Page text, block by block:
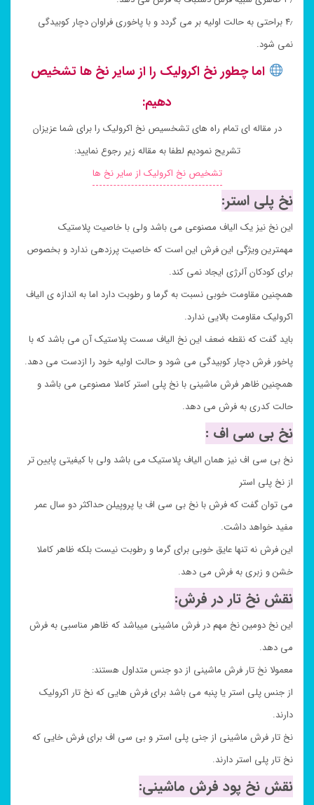
۴٫ براحتی به حالت اولیه بر می گردد و با پاخوری فراوان دچار کوبیدگی
نمی شود.
اما چطور نخ اکرولیک را از سایر نخ ها تشخیص
دهیم:
در مقاله ای تمام راه های تشخسیص نخ اکرولیک را برای شما عزیزان
تشریح نمودیم لطفا به مقاله زیر رجوع نمایید:
تشخیص نخ اکرولیک از سایر نخ ها
نخ پلی استر:
این نخ نیز یک الیاف مصنوعی می باشد ولی با خاصیت پلاستیک
مهمترین ویژگی این فرش این است که خاصیت پرزدهی ندارد و بخصوص
برای کودکان آلرژی ایجاد نمی کند.
همچنین مقاومت خوبی نسبت به گرما و رطوبت دارد اما به اندازه ی الیاف
اکرولیک مقاومت بالایی ندارد.
باید گفت که نقطه ضعف این نخ الیاف سست پلاستیک آن می باشد که با
پاخور فرش دچار کوبیدگی می شود و حالت اولیه خود را ازدست می دهد.
همچنین ظاهر فرش ماشینی با نخ پلی استر کاملا مصنوعی می باشد و
حالت کدری به فرش می دهد.
نخ بی سی اف :
نخ بی سی اف نیز همان الیاف پلاستیک می باشد ولی با کیفیتی پایین تر
از نخ پلی استر
می توان گفت که فرش با نخ بی سی اف یا پروپیلن حداکثر دو سال عمر
مفید خواهد داشت.
این فرش نه تنها عایق خوبی برای گرما و رطوبت نیست بلکه ظاهر کاملا
خشن و زبری به فرش می دهد.
نقش نخ تار در فرش:
این نخ دومین نخ مهم در فرش ماشینی میباشد که ظاهر مناسبی به فرش
می دهد.
معمولا نخ تار فرش ماشینی از دو جنس متداول هستند:
از جنس پلی استر یا پنبه می باشد برای فرش هایی که نخ تار اکرولیک
دارند.
نخ تار فرش ماشینی از جنی پلی استر و بی سی اف برای فرش خایی که
نخ تار پلی استر دارند.
نقش نخ پود فرش ماشینی: